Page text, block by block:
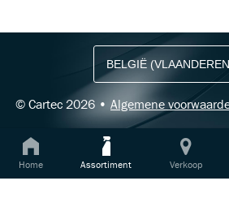
Home Assortiment Verkoop
© Cartec 2026 • Algemene
Ontvang
aanbiedingen en